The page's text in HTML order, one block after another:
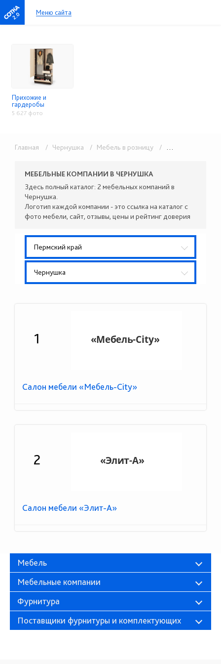
2.0 Меню сайта
Прихожие и
гардеробы
5 627 фото
Главная / Чернушка / Мебель в розницу / Прихожие и гардеробы
МЕБЕЛЬНЫЕ КОМПАНИИ В ЧЕРНУШКА
Здесь полный каталог: 2 мебельных компаний в
Чернушка.
Логотип каждой компании - это ссылка на каталог с
фото мебели, сайт, отзывы, цены и рейтинг доверия
Пермский край
Чернушка
1
Салон мебели «Мебель-City»
2
Салон мебели «Элит-А»
Мебель
Мебельные компании
Фурнитура
Поставщики фурнитуры и комплектующих